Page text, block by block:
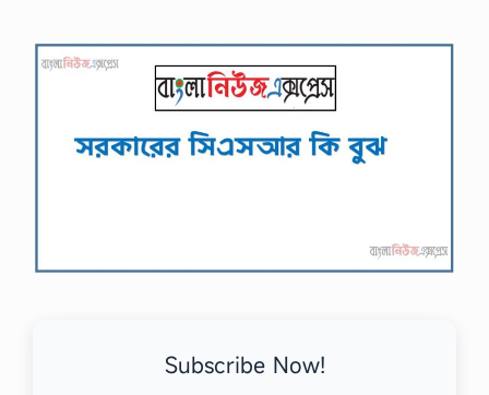
Subscribe Now!